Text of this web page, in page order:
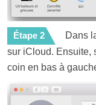
Étape 2
Dans
sur iCloud. Ensuite,
coin en bas à